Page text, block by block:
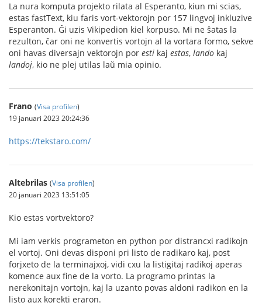
La nura komputa projekto rilata al Esperanto, kiun mi scias,
estas fastText, kiu faris vort-vektorojn por 157 lingvoj inkluzive
Esperanton. Ĝi uzis Vikipedion kiel korpuso. Mi ne ŝatas la
rezulton, ĉar oni ne konvertis vortojn al la vortara formo, sekve
oni havas diversajn vektorojn por esti kaj estas, lando kaj
landoj, kio ne plej utilas laŭ mia opinio.
Frano (Visa profilen)
19 januari 2023 20:24:36
https://tekstaro.com/
Altebrilas (Visa profilen)
20 januari 2023 13:51:05
Kio estas vortvektoro?
Mi iam verkis programeton en python por distrancxi radikojn
el vortoj. Oni devas disponi pri listo de radikaro kaj, post
forjxeto de la terminajxoj, vidi cxu la listigitaj radikoj aperas
komence aux fine de la vorto. La programo printas la
nerekonitajn vortojn, kaj la uzanto povas aldoni radikon en la
listo aux korekti eraron.